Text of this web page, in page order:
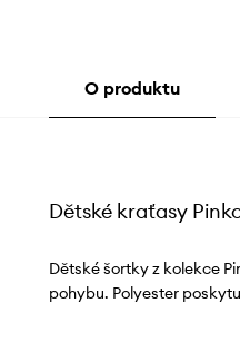
O produktu
Dětské kraťasy
Dětské šortky z kolekce
pohybu. Polyester